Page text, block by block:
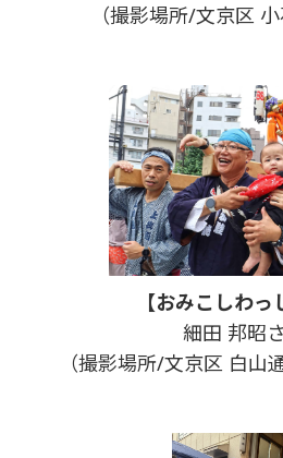
（撮影場所/文京区 小
【おみこしわっ
細田 邦昭
（撮影場所/文京区 白山